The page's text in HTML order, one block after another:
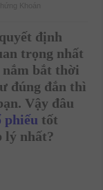
Khoán
định
trọng nhất
bắt thời
đúng đắn thì
Vậy đâu
phiếu tốt
lý nhất?